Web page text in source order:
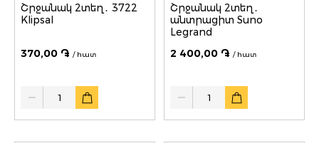
Շրջանակ 2տեղ․ 3722
Klipsal
370,00 ֏ / հատ
Quantity
Շրջանակ 2տեղ․
անտրացիտ Suno
Legrand
2 400,00 ֏ / հատ
Quantity